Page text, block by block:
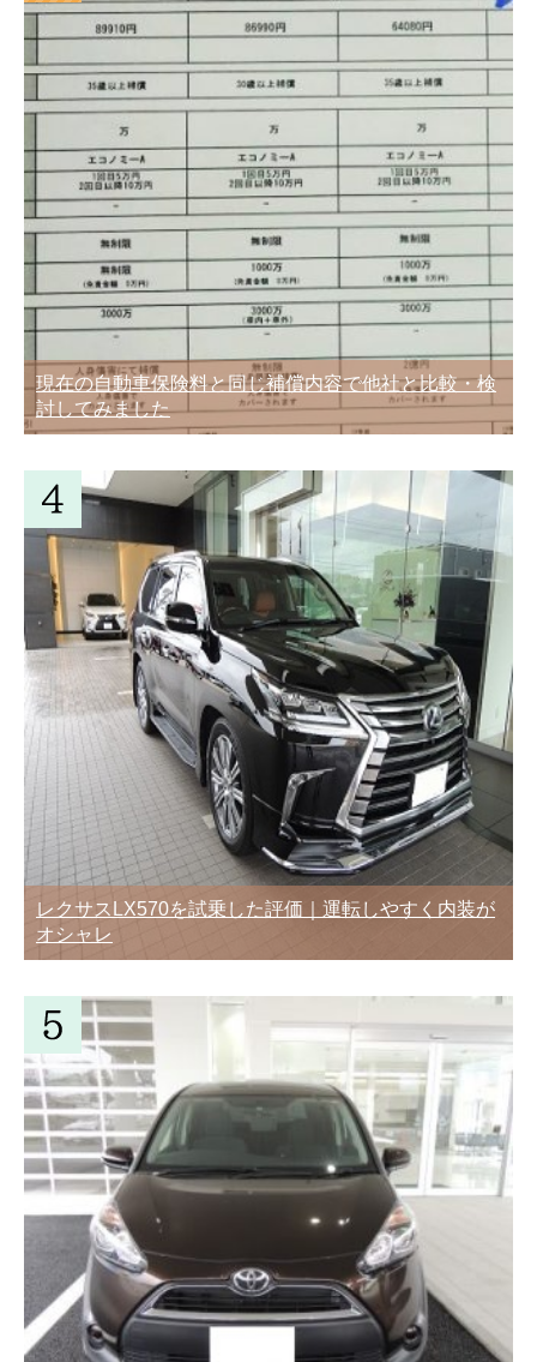
現在の自動車保険料と同じ補償内容で他社と比較・検
討してみました
レクサスLX570を試乗した評価｜運転しやすく内装が
オシャレ